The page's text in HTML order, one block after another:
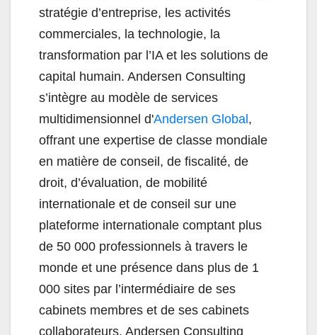
stratégie d’entreprise, les activités
commerciales, la technologie, la
transformation par l’IA et les solutions de
capital humain. Andersen Consulting
s’intègre au modèle de services
multidimensionnel d'Andersen Global ,
offrant une expertise de classe mondiale
en matière de conseil, de fiscalité, de
droit, d’évaluation, de mobilité
internationale et de conseil sur une
plateforme internationale comptant plus
de 50 000 professionnels à travers le
monde et une présence dans plus de 1
000 sites par l’intermédiaire de ses
cabinets membres et de ses cabinets
collaborateurs. Andersen Consulting